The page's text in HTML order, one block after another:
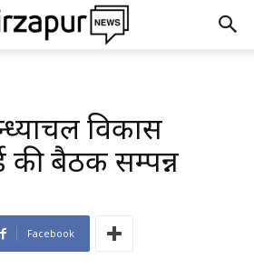
विकास
की बैठक सम्पन्न
Facebook